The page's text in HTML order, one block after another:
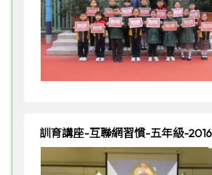
訓育講座-互聯網習慣-五年級-